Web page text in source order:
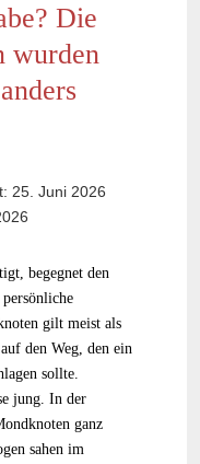
Die
wurden
25. Juni 2026
begegnet den
gilt meist als
den Weg, den ein
sollte.
jung. In der
ganz
sahen im